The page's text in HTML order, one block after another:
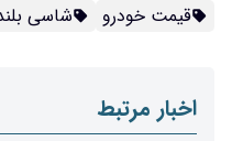
قیمت خودرو شاسی
اخبار مرتبط